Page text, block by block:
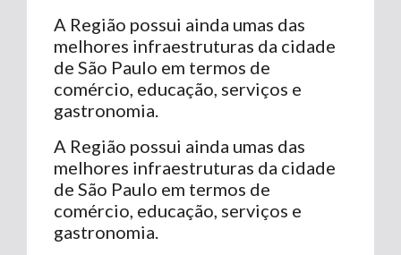
A Região possui ainda umas das
melhores infraestruturas da cidade
de São Paulo em termos de
comércio, educação, serviços e
gastronomia.
A Região possui ainda umas das
melhores infraestruturas da cidade
de São Paulo em termos de
comércio, educação, serviços e
gastronomia.